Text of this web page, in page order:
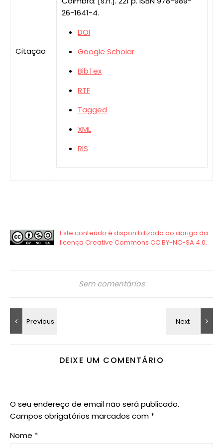
Citação
26-1641-4.
DOI
Google Scholar
BibTex
RTF
Tagged
XML
RIS
Sem comentários
DEIXE UM COMENTÁRIO
O seu endereço de email não será publicado.
Campos obrigatórios marcados com *
Nome *